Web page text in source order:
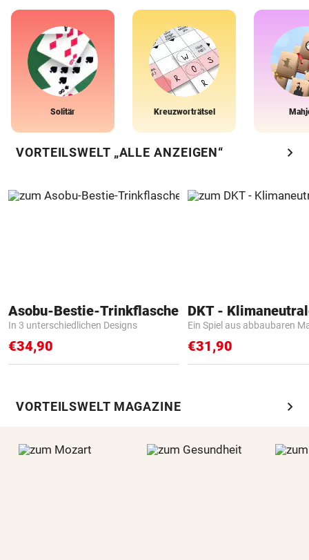
Solitär Kreuzworträtsel
VORTEILSWELT „ALLE ANZEIGEN“ chevron_right
Asobu-Bestie-Trinkflasche
In 3 unterschiedlichen Designs
€34,90
Ein Spiel aus abbaubaren
€31,90
VORTEILSWELT MAGAZINE chevron_right